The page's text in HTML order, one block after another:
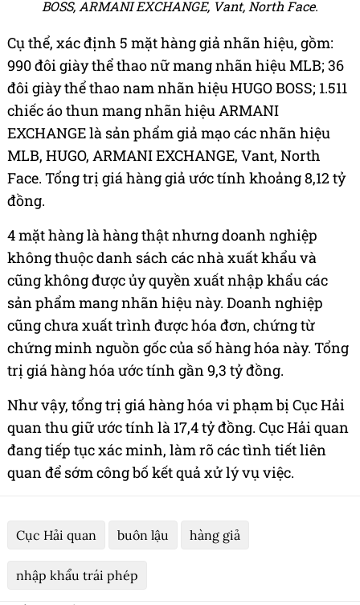
BOSS, ARMANI EXCHANGE, Vant, North Face.
Cụ thể, xác định 5 mặt hàng giả nhãn hiệu, gồm:
990 đôi giày thể thao nữ mang nhãn hiệu MLB; 36
đôi giày thể thao nam nhãn hiệu HUGO BOSS; 1.511
chiếc áo thun mang nhãn hiệu ARMANI
EXCHANGE là sản phẩm giả mạo các nhãn hiệu
MLB, HUGO, ARMANI EXCHANGE, Vant, North
Face. Tổng trị giá hàng giả ước tính khoảng 8,12 tỷ
đồng.
4 mặt hàng là hàng thật nhưng doanh nghiệp
không thuộc danh sách các nhà xuất khẩu và
cũng không được ủy quyền xuất nhập khẩu các
sản phẩm mang nhãn hiệu này. Doanh nghiệp
cũng chưa xuất trình được hóa đơn, chứng từ
chứng minh nguồn gốc của số hàng hóa này. Tổng
trị giá hàng hóa ước tính gần 9,3 tỷ đồng.
Như vậy, tổng trị giá hàng hóa vi phạm bị Cục Hải
quan thu giữ ước tính là 17,4 tỷ đồng. Cục Hải quan
đang tiếp tục xác minh, làm rõ các tình tiết liên
quan để sớm công bố kết quả xử lý vụ việc.
Cục Hải quan buôn lậu hàng giả
nhập khẩu trái phép